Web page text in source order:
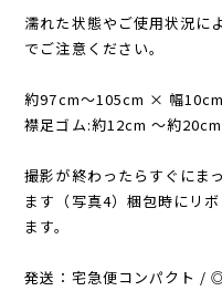
濡れた状態やご使用状況に
でご注意ください。
約97cm〜105cm × 幅10cm
襟足ゴム:約12cm 〜約20cm
撮影が終わったらすぐにま
ます（写真4）梱包時にリ
ます。
発送：宅急便コンパクト /